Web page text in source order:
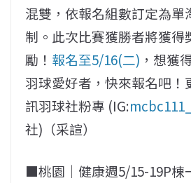
混雙，依報名組數訂定為單
制。此次比賽獲勝者將獲得
勵！ 報名至5/16(二) ，想獲
羽球愛好者，快來報名吧！
訊羽球社粉專 (IG:
社)（采諠）
■桃園｜健康週5/15-19P棟